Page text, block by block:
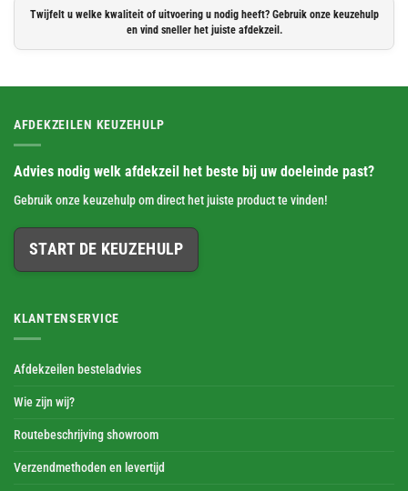
Twijfelt u welke kwaliteit of uitvoering u nodig heeft? Gebruik onze keuzehulp
en vind sneller het juiste afdekzeil.
AFDEKZEILEN KEUZEHULP
Advies nodig welk afdekzeil het beste bij uw doeleinde past?
Gebruik onze keuzehulp om direct het juiste product te vinden!
START DE KEUZEHULP
KLANTENSERVICE
Afdekzeilen besteladvies
Wie zijn wij?
Routebeschrijving showroom
Verzendmethoden en levertijd